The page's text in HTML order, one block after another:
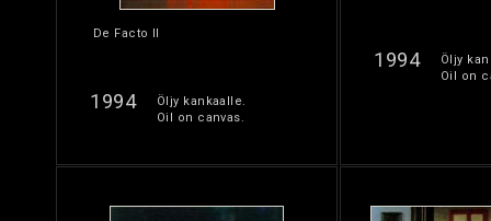
De Facto II
1994
Öljy kankaalle.
Oil on canvas.
1994
Öljy
Oil on